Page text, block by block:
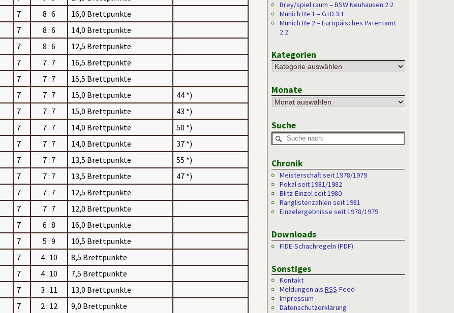
7 8 : 6
16,0 Brettpunkte
7 8 : 6
14,0 Brettpunkte
7 8 : 6
12,5 Brettpunkte
7 7 : 7
16,5 Brettpunkte
7 7 : 7
15,5 Brettpunkte
7 7 : 7 15,0 Brettpunkte
44 *)
7 7 : 7 15,0 Brettpunkte
43 *)
7 7 : 7 14,0 Brettpunkte
50 *)
7 7 : 7 14,0 Brettpunkte
37 *)
7 7 : 7 13,5 Brettpunkte
55 *)
7 7 : 7 13,5 Brettpunkte
47 *)
7 7 : 7
12,5 Brettpunkte
7 7 : 7
12,0 Brettpunkte
7 6 : 8
16,0 Brettpunkte
7 5 : 9
10,5 Brettpunkte
7 4 : 10
8,5 Brettpunkte
7 4 : 10
7,5 Brettpunkte
7 3 : 11
13,0 Brettpunkte
7 2 : 12
9,0 Brettpunkte
Brey/spiel raum – BSW Neuhausen 2:2
Munich Re 1 – G+D 3:1
Munich Re 2 – Europäisches Patentamt
2:2
Kategorien
Monate
Suche
Chronik
Meisterschaft seit 1978/1979
Pokal seit 1981/1982
Blitz-Einzel seit 1980
Ranglistenzahlen seit 1981
Einzelergebnisse seit 1978/1979
Downloads
FIDE-Schachregeln (PDF)
Sonstiges
Kontakt
Meldungen alsRSS-Feed
Impressum
Datenschutzerklärung